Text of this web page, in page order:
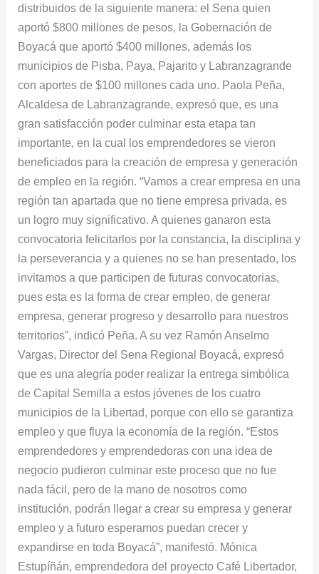
distribuidos de la siguiente manera: el Sena quien
aportó $800 millones de pesos, la Gobernación de
Boyacá que aportó $400 millones, además los
municipios de Pisba, Paya, Pajarito y Labranzagrande
con aportes de $100 millones cada uno. Paola Peña,
Alcaldesa de Labranzagrande, expresó que, es una
gran satisfacción poder culminar esta etapa tan
importante, en la cual los emprendedores se vieron
beneficiados para la creación de empresa y generación
de empleo en la región. “Vamos a crear empresa en una
región tan apartada que no tiene empresa privada, es
un logro muy significativo. A quienes ganaron esta
convocatoria felicitarlos por la constancia, la disciplina y
la perseverancia y a quienes no se han presentado, los
invitamos a que participen de futuras convocatorias,
pues esta es la forma de crear empleo, de generar
empresa, generar progreso y desarrollo para nuestros
territorios”, indicó Peña. A su vez Ramón Anselmo
Vargas, Director del Sena Regional Boyacá, expresó
que es una alegría poder realizar la entrega simbólica
de Capital Semilla a estos jóvenes de los cuatro
municipios de la Libertad, porque con ello se garantiza
empleo y que fluya la economía de la región. “Estos
emprendedores y emprendedoras con una idea de
negocio pudieron culminar este proceso que no fue
nada fácil, pero de la mano de nosotros como
institución, podrán llegar a crear su empresa y generar
empleo y a futuro esperamos puedan crecer y
expandirse en toda Boyacá”, manifestó. Mónica
Estupíñán, emprendedora del proyecto Café Libertador,